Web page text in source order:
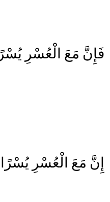
فَإِنَّ مَعَ الْعُسْرِ يُسْرًا
إِنَّ مَعَ الْعُسْرِ يُسْرًا